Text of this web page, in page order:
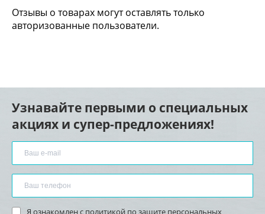
Отзывы о товарах могут оставлять только
авторизованные пользователи.
Узнавайте первыми о специальных
акциях и супер-предложениях!
Я ознакомлен с политикой по защите персональных